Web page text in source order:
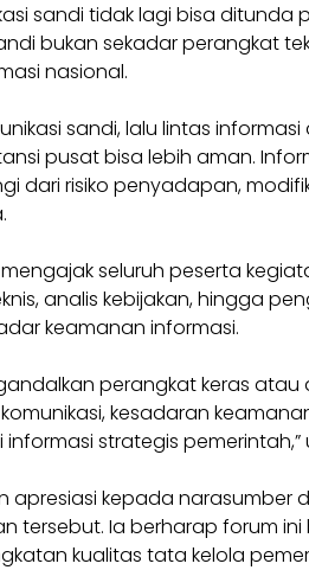
sandi tidak lagi bisa ditunda
bukan sekadar perangkat
nasional.
sandi, lalu lintas informasi
pusat bisa lebih aman.
dari risiko penyadapan,
seluruh peserta
analis kebijakan, hingga
keamanan informasi.
perangkat keras atau
kesadaran
strategis pemerintah,”
apresiasi kepada narasumber
tersebut. Ia berharap forum ini
kualitas tata kelola